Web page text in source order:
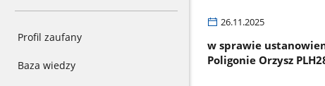
Profil zaufany
Baza wiedzy
26.11.2025
w sprawie
Poligonie Orzysz